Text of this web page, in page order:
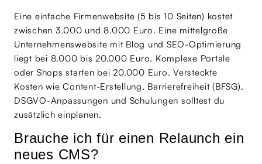
Eine einfache Firmenwebsite (5 bis 10 Seiten) kostet
zwischen 3.000 und 8.000 Euro. Eine mittelgroße
Unternehmenswebsite mit Blog und SEO-Optimierung
liegt bei 8.000 bis 20.000 Euro. Komplexe Portale
oder Shops starten bei 20.000 Euro. Versteckte
Kosten wie Content-Erstellung, Barrierefreiheit (BFSG),
DSGVO-Anpassungen und Schulungen solltest du
zusätzlich einplanen.
Brauche ich für einen Relaunch ein
neues CMS?